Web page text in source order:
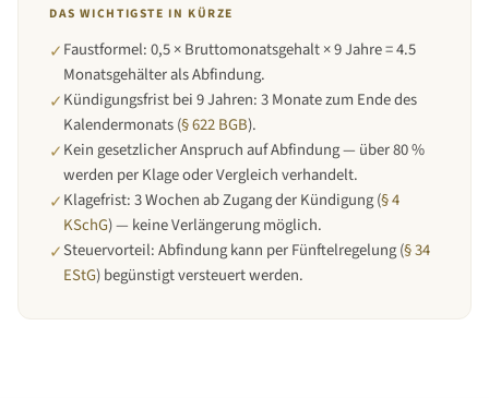
DAS WICHTIGSTE IN KÜRZE
✓Faustformel: 0,5 × Bruttomonatsgehalt × 9 Jahre = 4.5
Monatsgehälter als Abfindung.
✓Kündigungsfrist bei9 Jahren:3 Monate zum Ende des
Kalendermonats(§ 622 BGB).
✓Kein gesetzlicher Anspruch auf Abfindung — über 80 %
werden per Klage oder Vergleich verhandelt.
✓Klagefrist: 3 Wochen ab Zugang der Kündigung (§ 4
KSchG) — keine Verlängerung möglich.
✓Steuervorteil: Abfindung kann per Fünftelregelung (§ 34
EStG) begünstigt versteuert werden.